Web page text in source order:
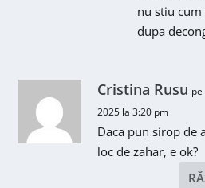
nu stiu cum
dupa
Cristina Rusu
2025 la 3:20 pm
Daca pun sirop de
loc de zahar, e ok?